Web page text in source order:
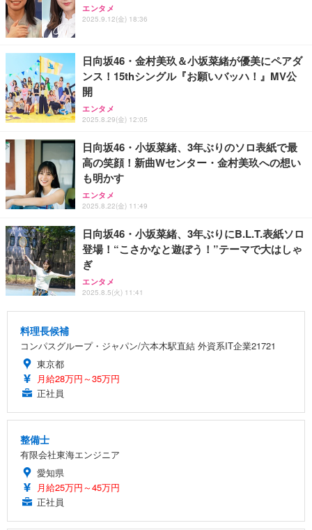
エンタメ
2025.9.12(金) 18:36
日向坂46・金村美玖＆小坂菜緒が優美にペアダ
ンス！15thシングル『お願いバッハ！』MV公
開
エンタメ
2025.8.29(金) 12:05
日向坂46・小坂菜緒、3年ぶりのソロ表紙で最
高の笑顔！新曲Wセンター・金村美玖への想い
も明かす
エンタメ
2025.8.22(金) 11:49
日向坂46・小坂菜緒、3年ぶりにB.L.T.表紙ソロ
登場！“こさかなと遊ぼう！”テーマで大はしゃ
ぎ
エンタメ
2025.8.5(火) 11:41
料理長候補
コンパスグループ・ジャパン/六本木駅直結 外資系IT企業21721
東京都
月給28万円～35万円
正社員
整備士
有限会社東海エンジニア
愛知県
月給25万円～45万円
正社員